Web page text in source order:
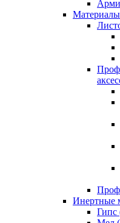
Материалы
Инертные
Гипс